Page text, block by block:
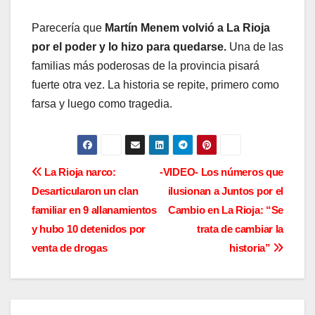
Parecería que Martín Menem volvió a La Rioja
por el poder y lo hizo para quedarse. Una de las
familias más poderosas de la provincia pisará
fuerte otra vez. La historia se repite, primero como
farsa y luego como tragedia.
N
a
v
-VIDEO- Los números que
ilusionan a Juntos por el
Cambio en La Rioja: “Se
trata de cambiar la
historia”
La Rioja narco:
Desarticularon un clan
familiar en 9 allanamientos
y hubo 10 detenidos por
venta de drogas